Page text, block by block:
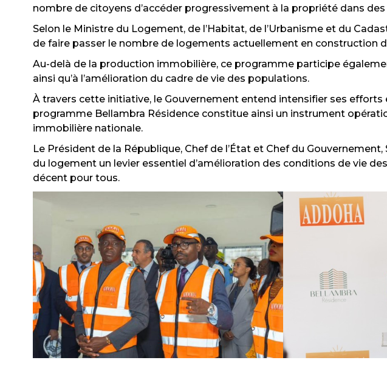
nombre de citoyens d’accéder progressivement à la propriété dans
Selon le Ministre du Logement, de l’Habitat, de l’Urbanisme et du
de faire passer le nombre de logements actuellement en construction
Au-delà de la production immobilière, ce programme participe
ainsi qu’à l’amélioration du cadre de vie des populations.
À travers cette initiative, le Gouvernement entend intensifier ses
programme Bellambra Résidence constitue ainsi un instrument
immobilière nationale.
Le Président de la République, Chef de l’État et Chef du
du logement un levier essentiel d’amélioration des conditions de vie
décent pour tous.